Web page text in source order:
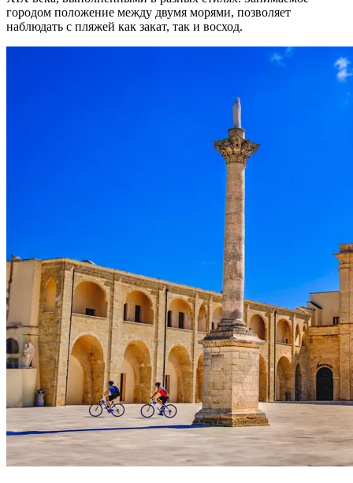
городом положение между двумя морями, позволяет
наблюдать с пляжей как закат, так и восход.